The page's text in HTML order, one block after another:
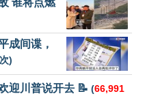
谁将点燃
成间谍，
次)
迎川普说开去 📝 (66,991